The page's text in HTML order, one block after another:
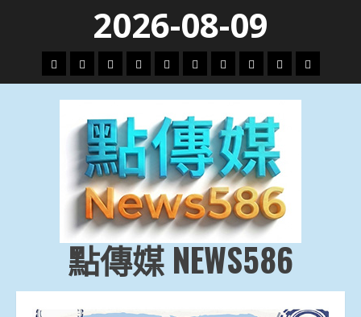
content
2026-08-09
頭
條
財
經
地
方.
會
文
教.
技
專
題
娛
樂
劇
政
治
國
際
運
動
生
活
點傳媒 NEWS586